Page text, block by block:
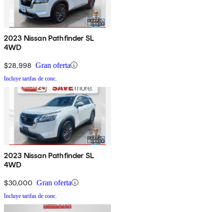
2023 Nissan Pathfinder SL
4WD
$28,998 Gran oferta
Incluye tarifas de conc.
2023 Nissan Pathfinder SL
4WD
$30,000 Gran oferta
Incluye tarifas de conc.